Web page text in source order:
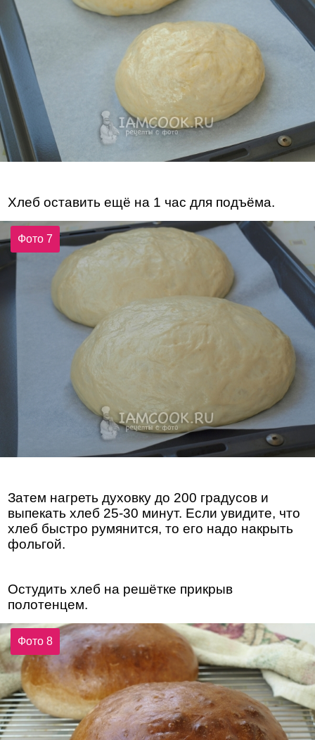
Хлеб оставить ещё на 1 час для подъёма.
Фото 7
Затем нагреть духовку до 200 градусов и
выпекать хлеб 25-30 минут. Если увидите, что
хлеб быстро румянится, то его надо накрыть
фольгой.
Остудить хлеб на решётке прикрыв
полотенцем.
Фото 8